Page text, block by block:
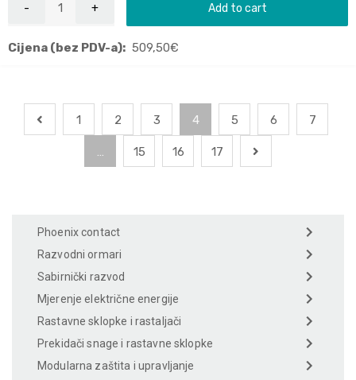
Add to cart
Cijena (bez PDV-a): 509,50€
1 2 3 4 5 6 7
… 15 16 17
Phoenix contact
Razvodni ormari
Sabirnički razvod
Mjerenje električne energije
Rastavne sklopke i rastaljači
Prekidači snage i rastavne sklopke
Modularna zaštita i upravljanje